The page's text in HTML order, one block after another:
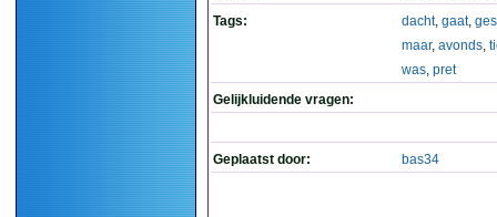
Tags:
dacht, gaat,
maar, avonds,
was, pret
Gelijkluidende vragen:
Geplaatst door: bas34